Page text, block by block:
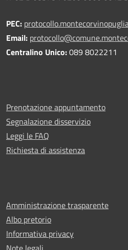
PEC:
Email:
Centralino Unico:089 8022211
Prenotazione appuntamento
Segnalazione disservizio
Leggi le FAQ
Richiesta di assistenza
Amministrazione trasparente
Albo pretorio
Informativa privacy